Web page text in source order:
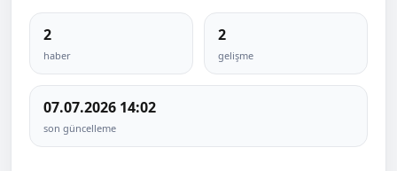
2
haber
2
gelişme
07.07.2026 14:02
son güncelleme